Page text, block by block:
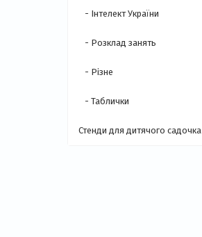
- Інтелект України
- Розклад занять
- Різне
- Таблички
Стенди для дитячого садочка